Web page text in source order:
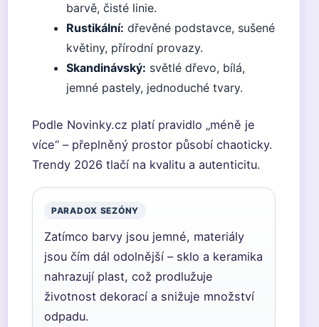
barvě, čisté linie.
Rustikální: dřevěné podstavce, sušené
květiny, přírodní provazy.
Skandinávský: světlé dřevo, bílá,
jemné pastely, jednoduché tvary.
Podle Novinky.cz platí pravidlo „méně je
více“ – přeplněný prostor působí chaoticky.
Trendy 2026 tlačí na kvalitu a autenticitu.
PARADOX SEZÓNY
Zatímco barvy jsou jemné, materiály
jsou čím dál odolnější – sklo a keramika
nahrazují plast, což prodlužuje
životnost dekorací a snižuje množství
odpadu.